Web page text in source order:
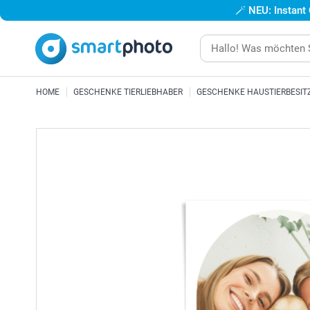
🪄 NEU:
HOME GESCHENKE TIERLIEBHABER GESCHENKE